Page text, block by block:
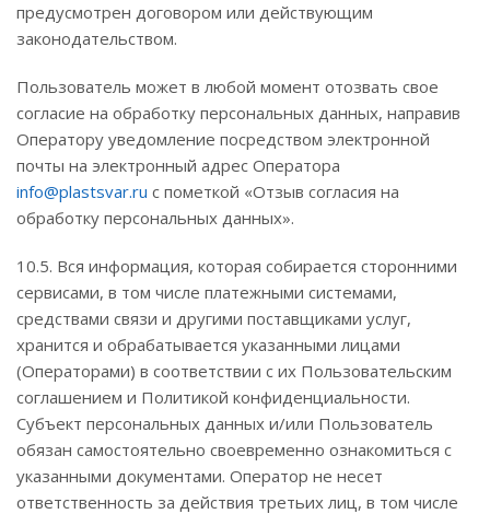
предусмотрен договором или действующим
законодательством.
Пользователь может в любой момент отозвать свое
согласие на обработку персональных данных, направив
Оператору уведомление посредством электронной
почты на электронный адрес Оператора
info@plastsvar.ru с пометкой «Отзыв согласия на
обработку персональных данных».
10.5. Вся информация, которая собирается сторонними
сервисами, в том числе платежными системами,
средствами связи и другими поставщиками услуг,
хранится и обрабатывается указанными лицами
(Операторами) в соответствии с их Пользовательским
соглашением и Политикой конфиденциальности.
Субъект персональных данных и/или Пользователь
обязан самостоятельно своевременно ознакомиться с
указанными документами. Оператор не несет
ответственность за действия третьих лиц, в том числе